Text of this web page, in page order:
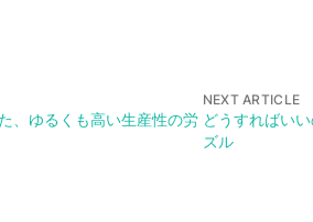
、ゆるくも高い生産性の労
NEXT ARTICLE
どうすればい
ズル